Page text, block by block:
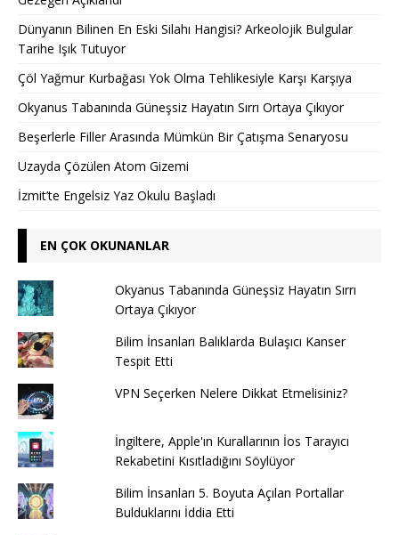
Dünyanın Bilinen En Eski Silahı Hangisi? Arkeolojik Bulgular
Tarihe Işık Tutuyor
Çöl Yağmur Kurbağası Yok Olma Tehlikesiyle Karşı Karşıya
Okyanus Tabanında Güneşsiz Hayatın Sırrı Ortaya Çıkıyor
Beşerlerle Filler Arasında Mümkün Bir Çatışma Senaryosu
Uzayda Çözülen Atom Gizemi
İzmit’te Engelsiz Yaz Okulu Başladı
EN ÇOK OKUNANLAR
Okyanus Tabanında Güneşsiz Hayatın Sırrı
Ortaya Çıkıyor
Bilim İnsanları Balıklarda Bulaşıcı Kanser
Tespit Etti
VPN Seçerken Nelere Dikkat Etmelisiniz?
İngiltere, Apple'ın Kurallarının İos Tarayıcı
Rekabetini Kısıtladığını Söylüyor
Bilim İnsanları 5. Boyuta Açılan Portallar
Bulduklarını İddia Etti